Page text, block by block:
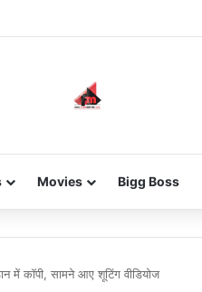
in fashion, meet Jaya Thakur.
Movies Bigg Boss
में कॉपी, सामने आए शूटिंग वीडियोज